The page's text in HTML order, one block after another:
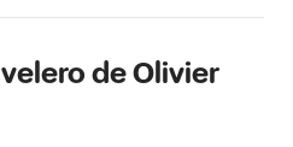
de Olivier